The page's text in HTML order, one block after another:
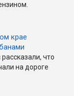
крае
что
на дороге